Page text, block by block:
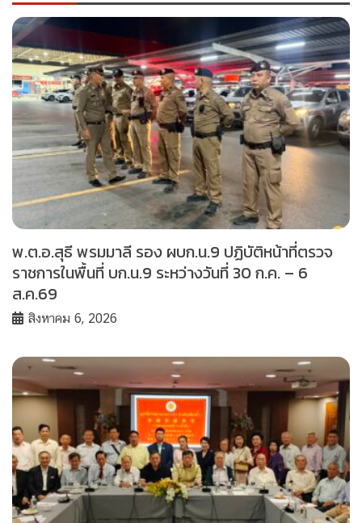
พ.ต.อ.สุธี พรมมาลี รอง ผบก.น.9 ปฏิบัติหน้าที่ตรวจ
ราชการในพื้นที่ บก.น.9 ระหว่างวันที่ 30 ก.ค. – 6
ส.ค.69
สิงหาคม 6, 2026